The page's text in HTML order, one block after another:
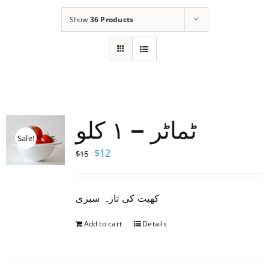
Show 36 Products
Sale! ٹماٹر – ١ کلو
$15 Original
$15.
$12
$12.
کھیت کی تازہ سبزی
Add to cart Details